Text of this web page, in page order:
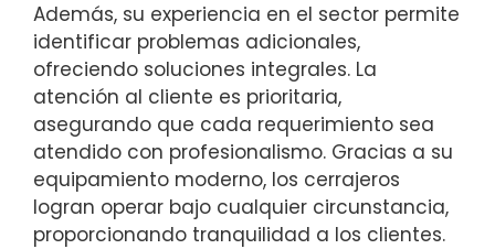
Además, su experiencia en el sector permite
identificar problemas adicionales,
ofreciendo soluciones integrales. La
atención al cliente es prioritaria,
asegurando que cada requerimiento sea
atendido con profesionalismo. Gracias a su
equipamiento moderno, los cerrajeros
logran operar bajo cualquier circunstancia,
proporcionando tranquilidad a los clientes.